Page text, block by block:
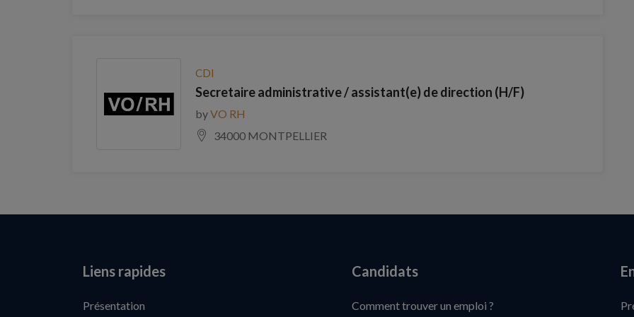
CDI
Secretaire administrative / assistant(e) de direction (H/F)
byVO RH
34000 MONTPELLIER
Liens rapides
Présentation
Candidats
Comment trouver un emploi ?